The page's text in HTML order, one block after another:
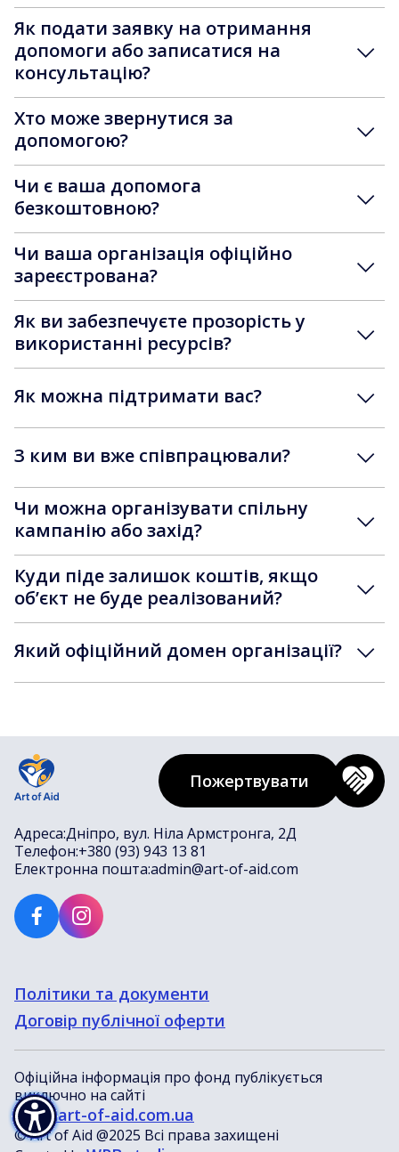
Як подати заявку на отримання
допомоги або записатися на
консультацію?
Хто може звернутися за
допомогою?
Чи є ваша допомога
безкоштовною?
Чи ваша організація офіційно
зареєстрована?
Як ви забезпечуєте прозорість у
використанні ресурсів?
Як можна підтримати вас?
З ким ви вже співпрацювали?
Чи можна організувати спільну
кампанію або захід?
Куди піде залишок коштів, якщо
обʼєкт не буде реалізований?
Який офіційний домен організації?
Адреса:Дніпро, вул. Ніла Армстронга, 2Д
Телефон:+380 (93) 943 13 81
Електронна пошта:admin@art-of-aid.com
Пожертвувати
Політики та документи
Договір публічної оферти
Офіційна інформація про фонд публікується
виключно на сайті
www.art-of-aid.com.ua
© Art of Aid @2025 Всі права захищені